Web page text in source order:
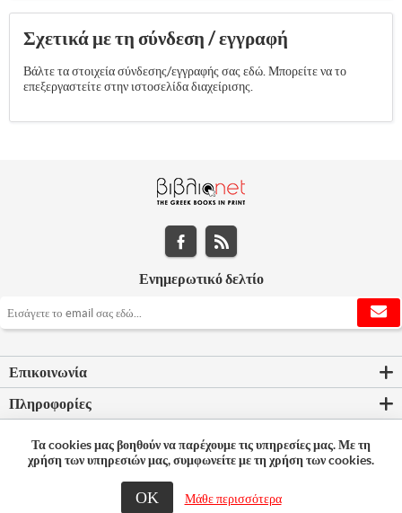
Σχετικά με τη σύνδεση / εγγραφή
Βάλτε τα στοιχεία σύνδεσης/εγγραφής σας εδώ. Μπορείτε να το
επεξεργαστείτε στην ιστοσελίδα διαχείρισης.
Ενημερωτικό δελτίο
Επικοινωνία
Πληροφορίες
Ο λογαριασμός μου
© 2026 Bookleader
Τα cookies μας βοηθούν να παρέχουμε τις υπηρεσίες μας. Με τη
χρήση των υπηρεσιών μας, συμφωνείτε με τη χρήση των cookies.
ΟΚ Μάθε περισσότερα